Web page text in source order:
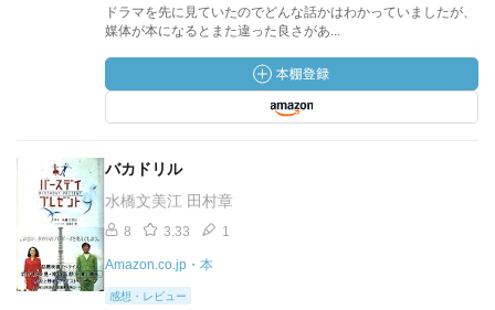
ドラマを先に見ていたのでどんな話かはわかっていましたが、
媒体が本になるとまた違った良さがあ...
バカドリル
水橋文美江 田村章
8 3.33 1
Amazon.co.jp・本
感想・レビュー